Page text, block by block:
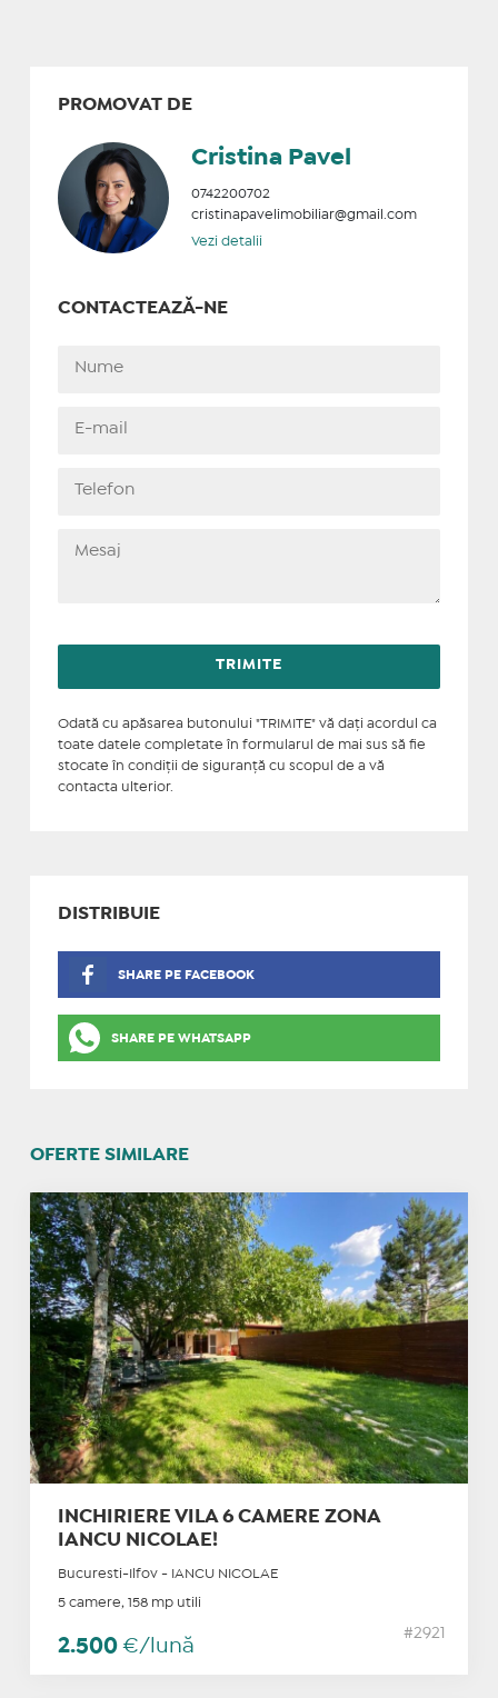
PROMOVAT DE
Cristina Pavel
0742200702
cristinapavelimobiliar@gmail.com
Vezi detalii
CONTACTEAZĂ-NE
Odată cu apăsarea butonului "TRIMITE" vă daţi acordul ca
toate datele completate în formularul de mai sus să fie
stocate în condiţii de siguranţă cu scopul de a vă
contacta ulterior.
DISTRIBUIE
SHARE PE FACEBOOK
SHARE PE WHATSAPP
OFERTE SIMILARE
INCHIRIERE VILA 6 CAMERE ZONA
IANCU NICOLAE!
Bucuresti-Ilfov - IANCU NICOLAE
5 camere, 158 mp utili
2.500 €/lună
#2921